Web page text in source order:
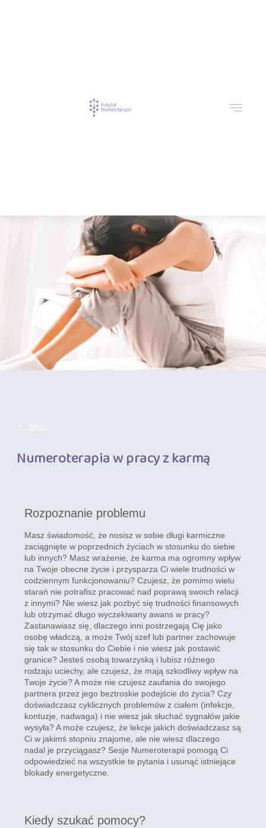
<- Wróć
Numeroterapia w pracy z karmą
Rozpoznanie problemu
Masz świadomość, że nosisz w sobie długi karmiczne
zaciągnięte w poprzednich życiach w stosunku do siebie
lub innych? Masz wrażenie, że karma ma ogromny wpływ
na Twoje obecne życie i przysparza Ci wiele trudności w
codziennym funkcjonowaniu? Czujesz, że pomimo wielu
starań nie potrafisz pracować nad poprawą swoich relacji
z innymi? Nie wiesz jak pozbyć się trudności finansowych
lub otrzymać długo wyczekiwany awans w pracy?
Zastanawiasz się, dlaczego inni postrzegają Cię jako
osobę władczą, a może Twój szef lub partner zachowuje
się tak w stosunku do Ciebie i nie wiesz jak postawić
granice? Jesteś osobą towarzyską i lubisz różnego
rodzaju uciechy, ale czujesz, że mają szkodliwy wpływ na
Twoje życie? A może nie czujesz zaufania do swojego
partnera przez jego beztroskie podejście do życia? Czy
doświadczasz cyklicznych problemów z ciałem (infekcje,
kontuzje, nadwaga) i nie wiesz jak słuchać sygnałów jakie
wysyła? A może czujesz, że lekcje jakich doświadczasz są
Ci w jakimś stopniu znajome, ale nie wiesz dlaczego
nadal je przyciągasz? Sesje Numeroterapii pomogą Ci
odpowiedzieć na wszystkie te pytania i usunąć istniejące
blokady energetyczne.
Kiedy szukać pomocy?